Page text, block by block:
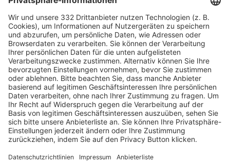
HÄUFIG BESUCHTE SEITEN
Pässe und Vereinswechsel
Trainerausbildung
Schulungsangebot Vereinsmitarbeiter
BFV-Geschäftsstellen
Trainerbörse
Login SpielPlus
FOLGE DEM BFV